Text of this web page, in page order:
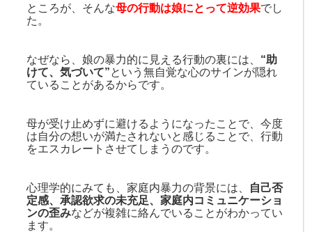
ところが、そんな母の行動は娘にとって逆効果でし
た。
なぜなら、娘の暴力的に見える行動の裏には、 “助
けて、気づいて”という無自覚な心のサインが隠れ
ていることがあるからです。
母が受け止めずに避けるようになったことで、今度
は自分の想いが満たされないと感じることで、行動
をエスカレートさせてしまうのです。
心理学的にみても、家庭内暴力の背景には、 自己否
定感、承認欲求の未充足、家庭内コミュニケーショ
ンの歪みなどが複雑に絡んでいることがわかってい
ます。